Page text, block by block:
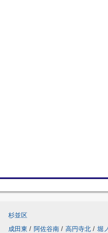
杉並区
成田東 / 阿佐谷南 / 高円寺北 / 堀